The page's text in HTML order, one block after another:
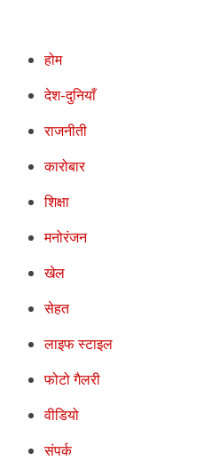
होम
देश-दुनियाँ
राजनीती
कारोबार
शिक्षा
मनोरंजन
खेल
सेहत
लाइफ स्टाइल
फोटो गैलरी
वीडियो
संपर्क